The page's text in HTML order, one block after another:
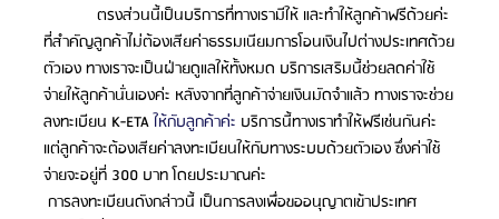
ตรงส่วนนี้เป็นบริการที่ทางเรามีให้ และทำให้ลูกค้าฟรีด้วยค่ะ
ที่สำคัญลูกค้าไม่ต้องเสียค่าธรรมเนียมการโอนเงินไปต่างประเทศด้วย
ตัวเอง ทางเราจะเป็นฝ่ายดูแลให้ทั้งหมด บริการเสริมนี้ช่วยลดค่าใช้
จ่ายให้ลูกค้านั่นเองค่ะ หลังจากที่ลูกค้าจ่ายเงินมัดจำแล้ว ทางเราจะช่วย
ลงทะเบียน K-ETA ให้กับลูกค้าค่ะ บริการนี้ทางเราทำให้ฟรีเช่นกันค่ะ
แต่ลูกค้าจะต้องเสียค่าลงทะเบียนให้กับทางระบบด้วยตัวเอง ซึ่งค่าใช้
จ่ายจะอยู่ที่ 300 บาท โดยประมาณค่ะ
การลงทะเบียนดังกล่าวนี้ เป็นการลงเพื่อขออนุญาตเข้าประเทศ